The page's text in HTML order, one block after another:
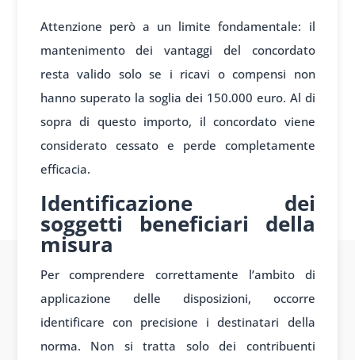
Attenzione però a un limite fondamentale: il
mantenimento dei vantaggi del concordato
resta valido solo se i ricavi o compensi non
hanno superato la soglia dei 150.000 euro. Al di
sopra di questo importo, il concordato viene
considerato cessato e perde completamente
efficacia.
Identificazione dei
soggetti beneficiari della
misura
Per comprendere correttamente l’ambito di
applicazione delle disposizioni, occorre
identificare con precisione i destinatari della
norma. Non si tratta solo dei contribuenti